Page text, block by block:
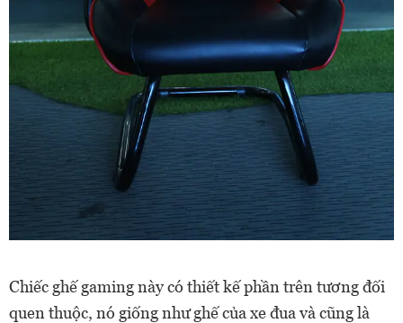
Chiếc ghế gaming này có thiết kế phần trên tương đối
quen thuộc, nó giống như ghế của xe đua và cũng là